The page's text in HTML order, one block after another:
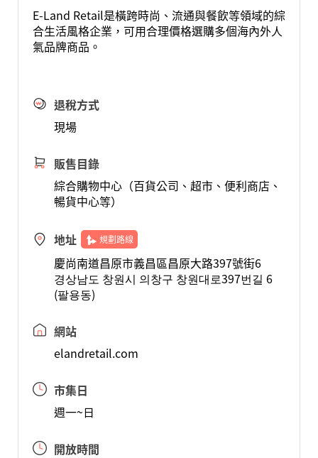
E-Land Retail是橫跨時尚、流通與餐飲等領域的綜
合生活風格企業，可用合理價格選購多個海內外人
氣品牌商品。
退稅方式
現場
販售目錄
綜合購物中心（百貨公司、超市、便利商店、
暢貨中心等）
地址 規劃路線
慶尚南道昌原市義昌區昌原大路397號街6
경상남도 창원시 의창구 창원대로397번길 6
(팔용동)
網站
elandretail.com
市集日
週一~日
開放時間